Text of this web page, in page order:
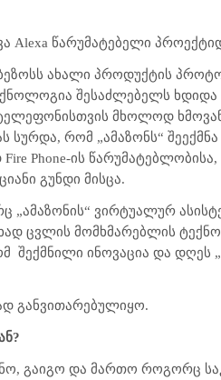
წარუმატებელი
ახალი პროდუქტის
შესაძლებელს ხდიდა
მხოლოდ
სურდა, რომ „ამაზონს“
Phone-ის
გუნდი მისცა.
„ამაზონის“ ვირტუალურ
ცვლის მომხმარებლის
შექმნილი ინოვაცია და დღეს
განვითარებულიყო.
გაიგო და მართო როგორც